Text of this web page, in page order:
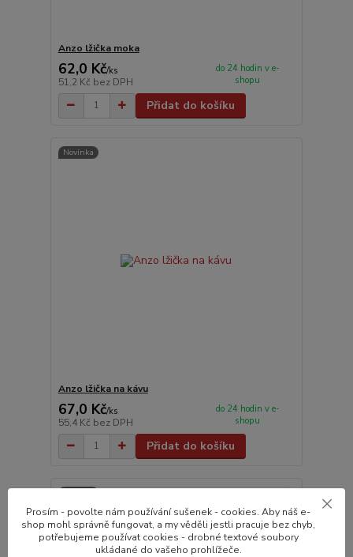
Anzo lžička moka
62,0 Kč/ks
51,2 Kč bez DPH
do 24 hodin v e-
shopu
Přidat do košíku
Novinka
Anzo lžička na kávu
67,0 Kč/ks
55,4 Kč bez DPH
do 24 hodin v e-
shopu
Přidat do košíku
Prosím - povolte nám používání sušenek - cookies. Aby náš e-
shop mohl správně fungovat, a my věděli jestli pracuje bez chyb,
potřebujeme používat cookies - drobné textové soubory
ukládané do vašeho prohlížeče.